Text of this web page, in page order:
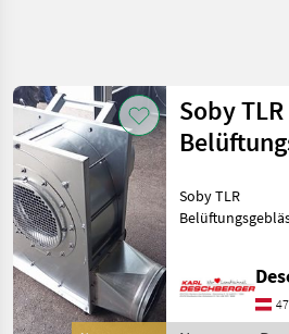
Kategorija 1 Država
TRENUTNA
POT
Soby
IZBERITE
KATEGORIJO
Ponastavi
Prikaži 5
rezultatov
Soby
Soby TLR
Handgriff, Ausblasstutzen
Dm 300 mm, Ausführung
verzinkt mit